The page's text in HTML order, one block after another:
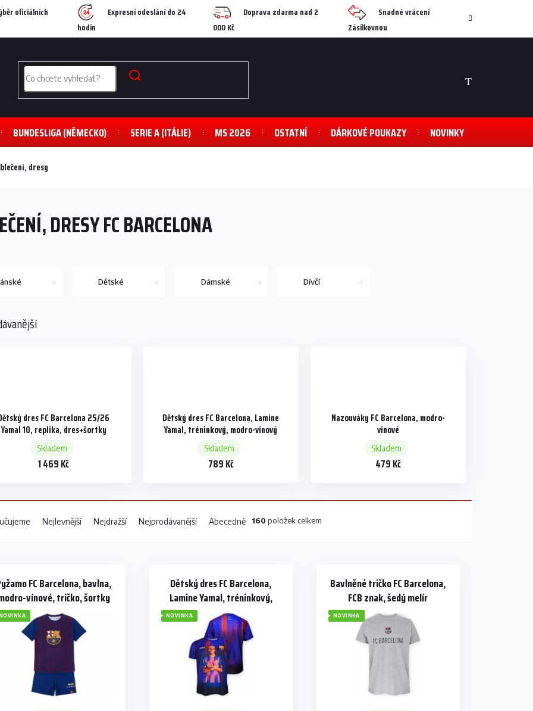
oficiálních
Expresní odeslání do 24
hodin
Doprava zdarma nad 2
000 Kč
Snadné vrácení
Zásilkovnou
NÁKUPNÍ
BUNDESLIGA (NĚMECKO) SERIE A (ITÁLIE) MS 2026 OSTATNÍ DÁRKOVÉ POUKAZY NOVINKY
dresy
DRESY FC BARCELONA
Dětské Dámské Dívčí
dres FC Barcelona 25/26
Yamal 10, replika, dres+šortky
Skladem
1 469 Kč
Dětský dres FC Barcelona, Lamine
Yamal, tréninkový, modro-vínový
Skladem
789 Kč
Nazouváky FC Barcelona, modro-
vínové
Skladem
479 Kč
Nejlevnější Nejdražší Nejprodávanější Abecedně 160 položek celkem
FC Barcelona, bavlna,
vínové, tričko, šortky
Dětský dres FC Barcelona,
Lamine Yamal, tréninkový,
modro-vínový
NOVINKA
Bavlněné tričko FC Barcelona,
FCB znak, šedý melír
NOVINKA